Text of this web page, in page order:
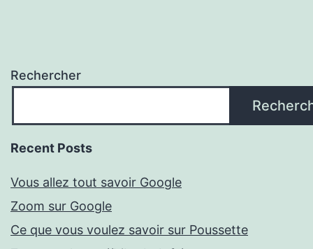
Rechercher
Recent Posts
Vous allez tout savoir Google
Zoom sur Google
Ce que vous voulez savoir sur Poussette